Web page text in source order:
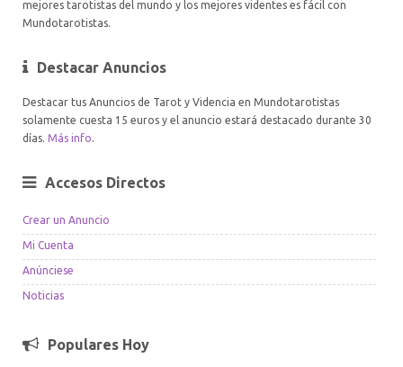
mejores tarotistas del mundo y los mejores videntes es fácil con
Mundotarotistas.
Destacar Anuncios
Destacar tus Anuncios de Tarot y Videncia en Mundotarotistas
solamente cuesta 15 euros y el anuncio estará destacado durante 30
días. Más info.
Accesos Directos
Crear un Anuncio
Mi Cuenta
Anúnciese
Noticias
Populares Hoy